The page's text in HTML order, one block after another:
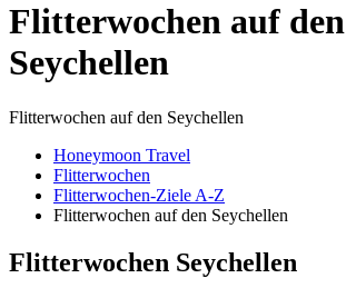
Flitterwochen auf den
Seychellen
Flitterwochen auf den Seychellen
Honeymoon Travel
Flitterwochen
Flitterwochen-Ziele A-Z
Flitterwochen auf den Seychellen
Flitterwochen Seychellen